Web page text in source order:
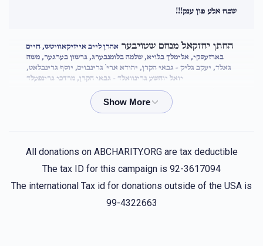
שכח אלע פון ענק!!!
החתן יחזקאל מנחם שטויבער אהרן לייב אייזיקאוויטש, חיים
בארזעסקי, אלימלך בלויא, שלמה בלומנבערג, גרשון בערגער, משה
גאלד, יעקב גליק - גבאי הקרן, יהודא ארי` גרינבוים, יוסף גרינבלאט,
יואל יוהשע גרינוואלד - גבאי הקרן, מרדכי גרינפעלד
פאר אלע בחורים וואס פלאגן זיך אזוי שטארק!!!
Anonymous יהודא ארי` גרינבוים
5 months ago $40.00
Yidy I miss you enjoy whatever you do
All donations on ABCHARITY.ORG are tax deductible
The tax ID for this campaign is 92-3617094
The international Tax id for donations outside of the USA is
99-4322663